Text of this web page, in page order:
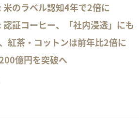
のラベル認知4年で2倍に
証コーヒー、「社内浸透」にも
紅茶・コットンは前年比2倍に
億円を突破へ